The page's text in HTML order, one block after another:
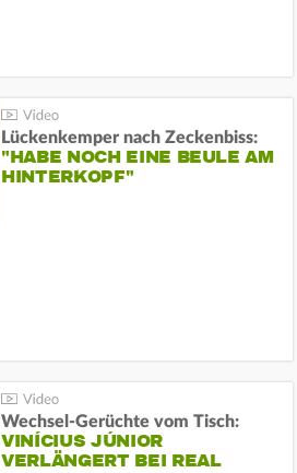
Lückenkemper nach Zeckenbiss:
"HABE NOCH EINE BEULE AM
HINTERKOPF"
Wechsel-Gerüchte vom Tisch:
VINÍCIUS JÚNIOR
VERLÄNGERT BEI REAL